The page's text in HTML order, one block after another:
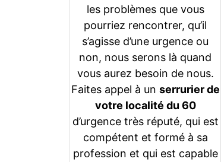
les problèmes que vous
pourriez rencontrer, qu’il
s’agisse d’une urgence ou
non, nous serons là quand
vous aurez besoin de nous.
Faites appel à un serrurier de
votre localité du 60
d’urgence très réputé, qui est
compétent et formé à sa
profession et qui est capable